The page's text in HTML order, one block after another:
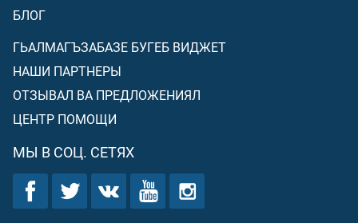
БЛОГ
ГЬАЛМАГЪЗАБАЗЕ БУГЕБ ВИДЖЕТ
НАШИ ПАРТНЕРЫ
ОТЗЫВАЛ ВА ПРЕДЛОЖЕНИЯЛ
ЦЕНТР ПОМОЩИ
МЫ В СОЦ. СЕТЯХ